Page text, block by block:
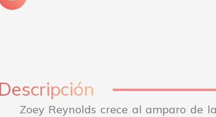
Descripción
Zoey Reynolds crece al amparo de